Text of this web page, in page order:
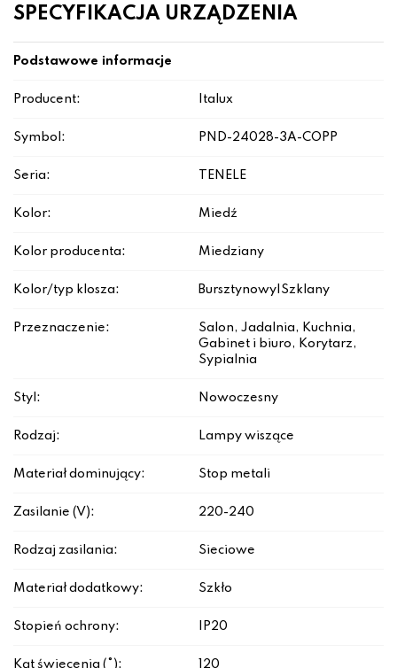
SPECYFIKACJA URZĄDZENIA
Podstawowe informacje
Producent: Italux
Symbol: PND-24028-3A-COPP
Seria: TENELE
Kolor: Miedź
Kolor producenta: Miedziany
Kolor/typ klosza: Bursztynowy|Szklany
Przeznaczenie:
Salon, Jadalnia, Kuchnia,
Gabinet i biuro, Korytarz,
Sypialnia
Styl: Nowoczesny
Rodzaj: Lampy wiszące
Materiał dominujący: Stop metali
Zasilanie (V): 220-240
Rodzaj zasilania: Sieciowe
Materiał dodatkowy: Szkło
Stopień ochrony: IP20
Kąt świecenia (°): 120